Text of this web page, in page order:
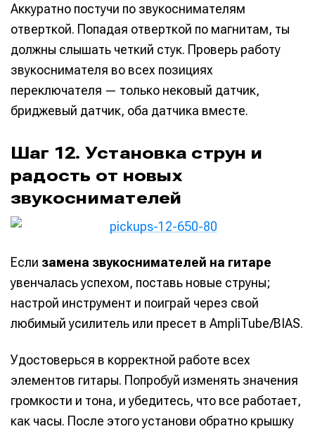
Аккуратно постучи по звукоснимателям
отверткой. Попадая отверткой по магнитам, ты
должны слышать четкий стук. Проверь работу
звукоснимателя во всех позициях
переключателя — только нековый датчик,
бриджевый датчик, оба датчика вместе.
Шаг 12. Установка струн и
радость от новых
звукоснимателей
Если замена звукоснимателей на гитаре
увенчалась успехом, поставь новые струны;
настрой инструмент и поиграй через свой
любимый усилитель или пресет в AmpliTube/BIAS.
Удостоверься в корректной работе всех
элементов гитары. Попробуй изменять значения
громкости и тона, и убедитесь, что все работает,
как часы. После этого установи обратно крышку